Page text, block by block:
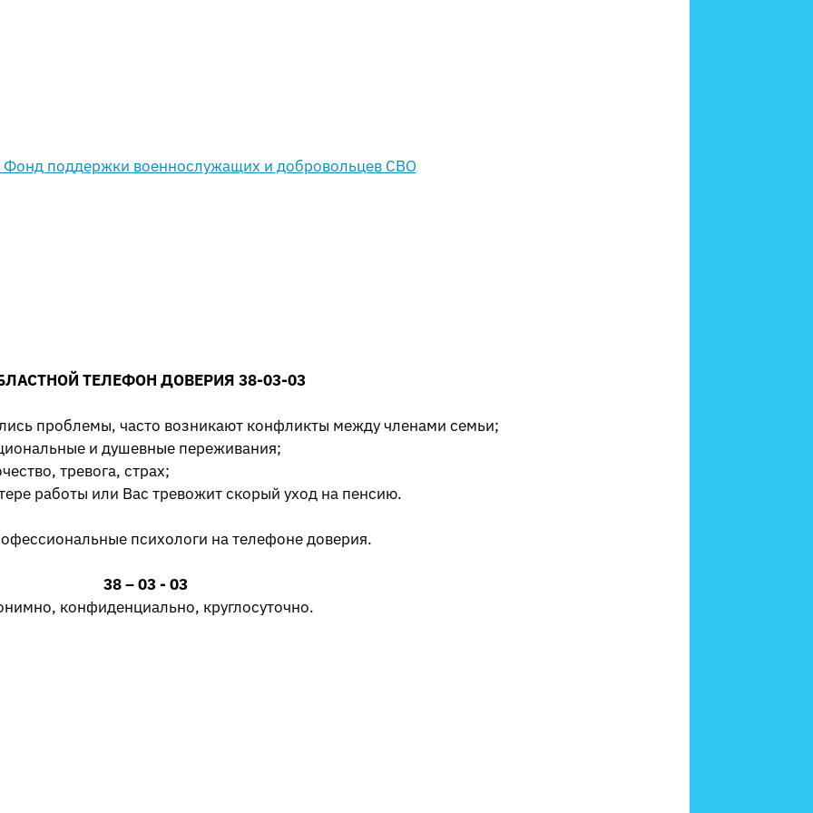
ТЕЛЕФОН ДОВЕРИЯ 38-03-03
проблемы, часто возникают конфликты между членами семьи;
и душевные переживания;
тревога, страх;
работы или Вас тревожит скорый уход на пенсию.
психологи на телефоне доверия.
38 – 03 - 03
конфиденциально, круглосуточно.